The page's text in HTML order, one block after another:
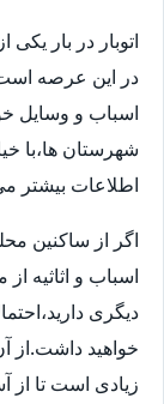
اتوبار در بار
در این عرصه است
اسباب و وسایل
شهرستان ها،با
اطلاعات بیشتر می
اگر از ساکنین
اسباب و اثاثیه
دیگری
خواهید داشت.از
زیادی است تا